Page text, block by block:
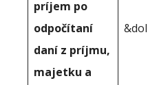
príjem po
odpočítaní
daní z príjmu,
majetku a